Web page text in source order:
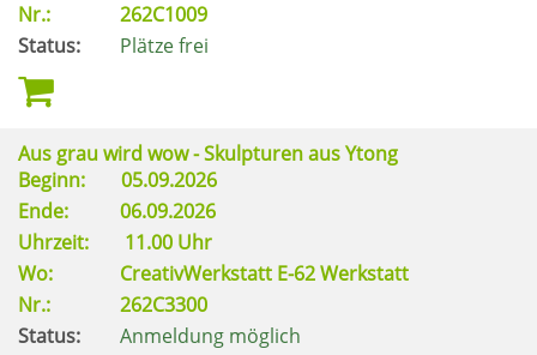
Nr.:
262C1009
Status:
Plätze frei
Aus grau wird wow - Skulpturen aus Ytong
Beginn:
05.09.2026
Ende:
06.09.2026
Uhrzeit:
11.00 Uhr
Wo:
CreativWerkstatt E-62 Werkstatt
Nr.:
262C3300
Status:
Anmeldung möglich